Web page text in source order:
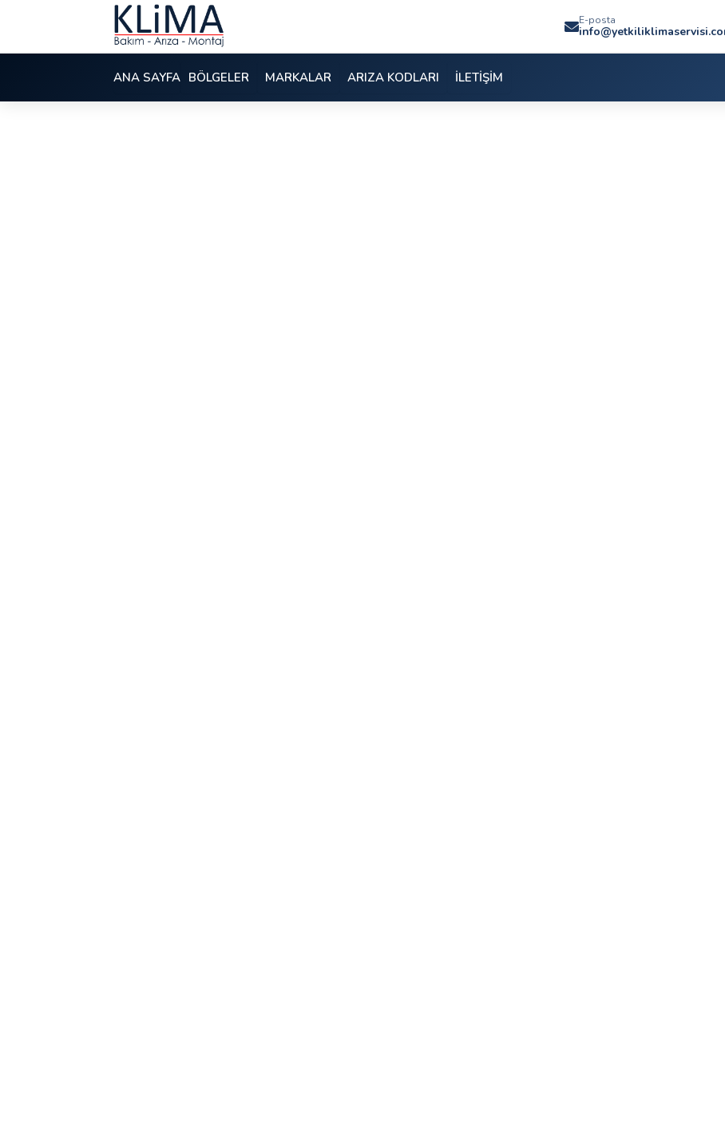
E-posta
ANA SAYFA BÖLGELER MARKALAR ARIZA KODLARI İLETİŞİM